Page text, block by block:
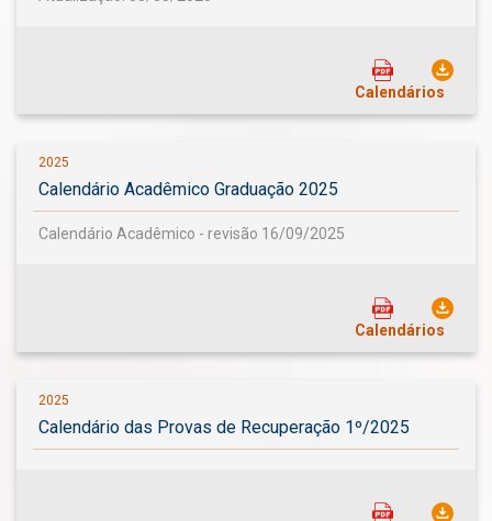
Calendários
2025
Calendário Acadêmico Graduação 2025
Calendário Acadêmico - revisão 16/09/2025
Calendários
2025
Calendário das Provas de Recuperação 1º/2025